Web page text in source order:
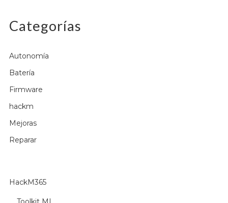
Categorías
Autonomía
Batería
Firmware
hackm
Mejoras
Reparar
HackM365